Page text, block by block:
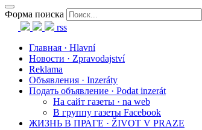
Форма поиска
rss
Главная · Hlavní
Новости · Zpravodajství
Reklama
Объявления · Inzeráty
Подать объявление · Podat inzerát
На сайт газеты · na web
В группу газеты Facebook
ЖИЗНЬ В ПРАГЕ · ŽIVOT V PRAZE